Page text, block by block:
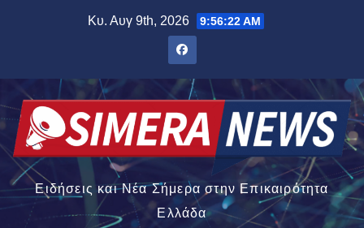
Κυ. Αυγ 9th, 2026 9:56:22 AM
Ειδήσεις και Νέα Σήμερα στην Επικαιρότητα
Ελλάδα